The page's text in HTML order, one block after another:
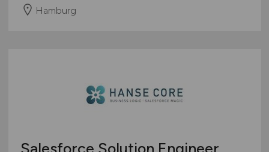
Hamburg
Salesforce Solution Engineer